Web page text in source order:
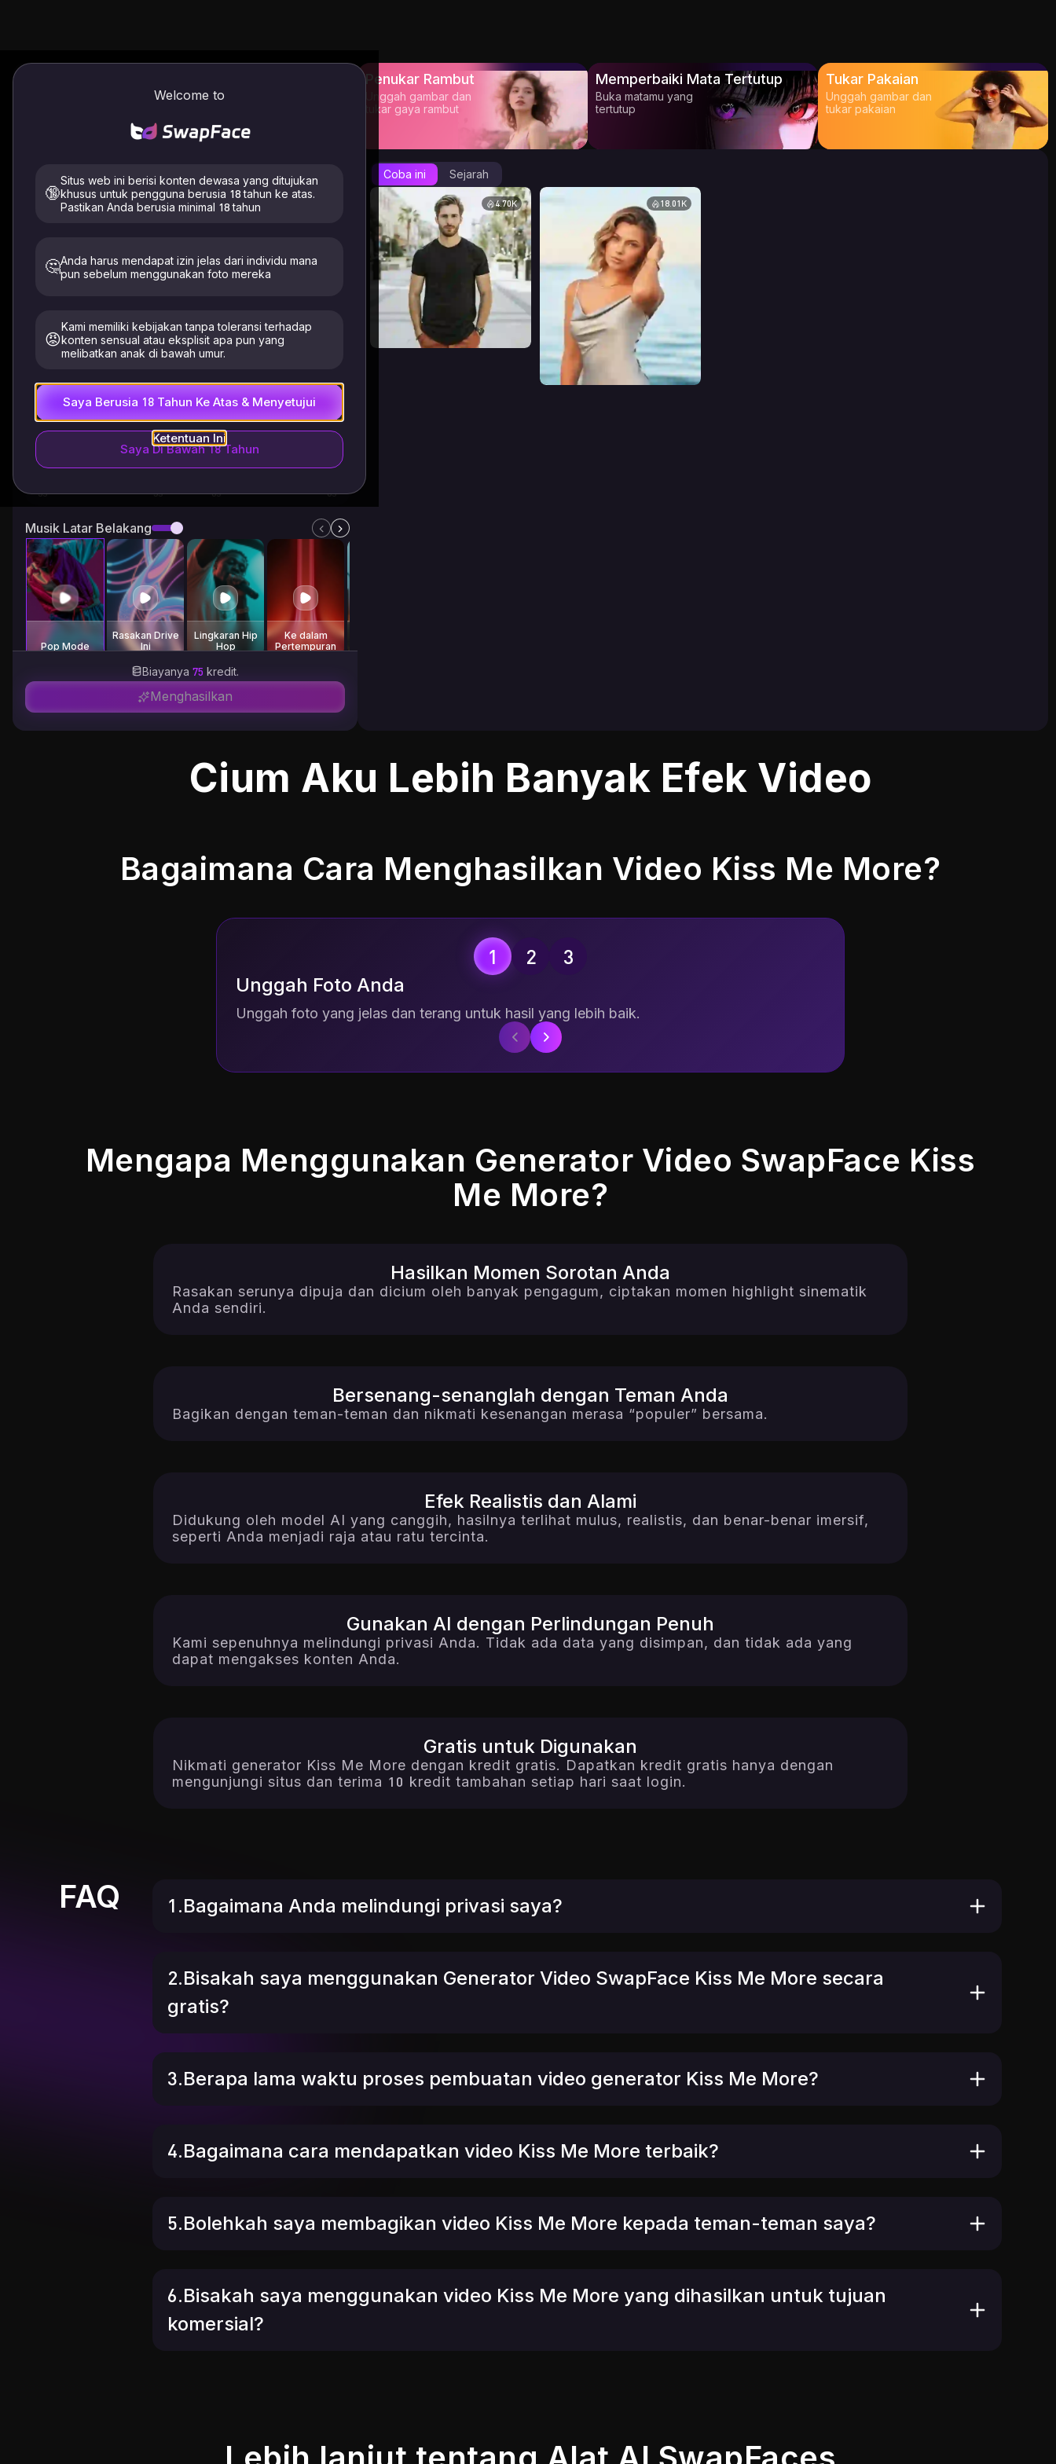
Welcome to
🔞
Situs web ini berisi konten dewasa yang ditujukan
khusus untuk pengguna berusia 18 tahun ke atas.
Pastikan Anda berusia minimal 18 tahun
🤔Anda harus mendapat izin jelas dari individu mana
pun sebelum menggunakan foto mereka
😡
Kami memiliki kebijakan tanpa toleransi terhadap
konten sensual atau eksplisit apa pun yang
melibatkan anak di bawah umur.
Saya Berusia 18 Tahun Ke Atas & Menyetujui
Ketentuan Ini
Saya Di Bawah 18 Tahun
memberikan izin eksplisit. Harus berusia 18+. Dihapus
dalam waktu 24 jam.
Jelaskan Ide Anda
Durasi Video
5s
3 5 6 8
Musik Latar Belakang
Pop Mode
Rasakan Drive
Ini
Lingkaran Hip
Hop
Ke dalam
Pertempuran
Biayanya 75kredit.
Menghasilkan
Penukar Rambut
Unggah gambar dan
tukar gaya rambut
Memperbaiki Mata Tertutup
Buka matamu yang
tertutup
Tukar Pakaian
Unggah gambar dan
tukar pakaian
Coba ini Sejarah
4.70K 18.01K
Cium Aku Lebih Banyak Efek Video
Bagaimana Cara Menghasilkan Video Kiss Me More?
Unggah Foto Anda
Unggah foto yang jelas dan terang untuk hasil yang lebih baik.
Mengapa Menggunakan Generator Video SwapFace Kiss
Me More?
Hasilkan Momen Sorotan Anda
Rasakan serunya dipuja dan dicium oleh banyak pengagum, ciptakan momen highlight sinematik
Anda sendiri.
Bersenang-senanglah dengan Teman Anda
Bagikan dengan teman-teman dan nikmati kesenangan merasa “populer” bersama.
Efek Realistis dan Alami
Didukung oleh model AI yang canggih, hasilnya terlihat mulus, realistis, dan benar-benar imersif,
seperti Anda menjadi raja atau ratu tercinta.
Gunakan AI dengan Perlindungan Penuh
Kami sepenuhnya melindungi privasi Anda. Tidak ada data yang disimpan, dan tidak ada yang
dapat mengakses konten Anda.
Gratis untuk Digunakan
Nikmati generator Kiss Me More dengan kredit gratis. Dapatkan kredit gratis hanya dengan
mengunjungi situs dan terima 10 kredit tambahan setiap hari saat login.
FAQ 1.Bagaimana Anda melindungi privasi saya?
2.Bisakah saya menggunakan Generator Video SwapFace Kiss Me More secara
gratis?
3.Berapa lama waktu proses pembuatan video generator Kiss Me More?
4.Bagaimana cara mendapatkan video Kiss Me More terbaik?
5.Bolehkah saya membagikan video Kiss Me More kepada teman-teman saya?
6.Bisakah saya menggunakan video Kiss Me More yang dihasilkan untuk tujuan
komersial?